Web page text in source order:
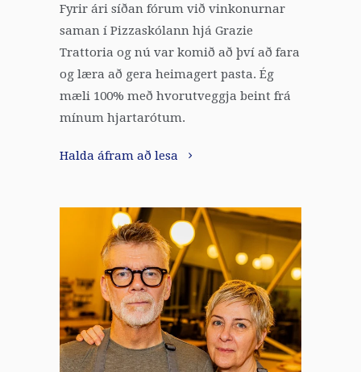
Fyrir ári síðan fórum við vinkonurnar
saman í Pizzaskólann hjá Grazie
Trattoria og nú var komið að því að fara
og læra að gera heimagert pasta. Ég
mæli 100% með hvorutveggja beint frá
mínum hjartarótum.
Halda áfram að lesa